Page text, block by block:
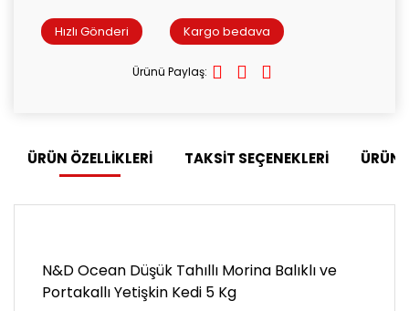
Hızlı Gönderi Kargo bedava
Ürünü Paylaş:
ÜRÜN ÖZELLİKLERİ TAKSİT SEÇENEKLERİ ÜRÜN
N&D Ocean Düşük Tahıllı Morina Balıklı ve
Portakallı Yetişkin Kedi 5 Kg